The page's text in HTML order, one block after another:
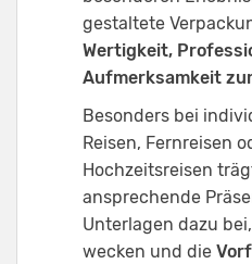
gestaltete
Wertigkeit,
Aufmerksamkeit
Besonders bei
Reisen, Fernreisen
Hochzeitsreisen
ansprechende
Unterlagen dazu
wecken und die